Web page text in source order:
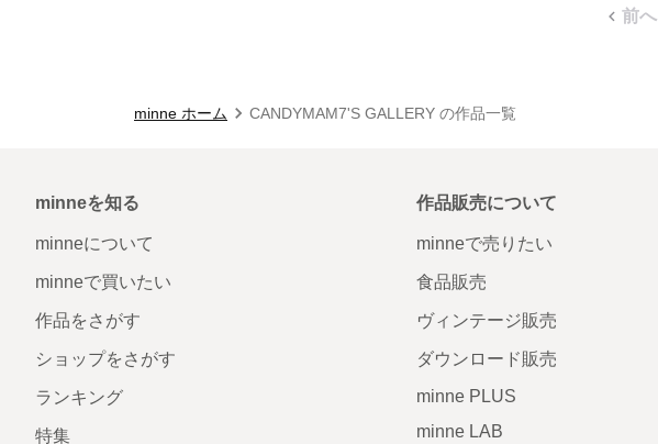
前へ
minne ホーム CANDYMAM7'S GALLERY の作品一覧
minneを知る
minneについて
minneで買いたい
作品をさがす
ショップをさがす
ランキング
特集
作品販売について
minneで売りたい
食品販売
ヴィンテージ販売
ダウンロード販売
minne PLUS
minne LAB